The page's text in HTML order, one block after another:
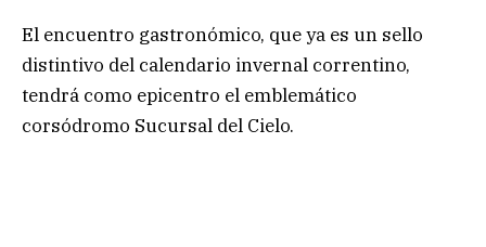
El encuentro gastronómico, que ya es un sello
distintivo del calendario invernal correntino,
tendrá como epicentro el emblemático
corsódromo Sucursal del Cielo.